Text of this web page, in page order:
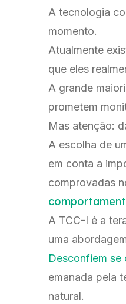
A tecnologia
momento.
Atualmente
que eles
A grande
prometem
Mas atenção:
A escolha de
em conta a
comprovadas
A TCC-I é a
uma
Desconfiem se
emanada pela
natural.